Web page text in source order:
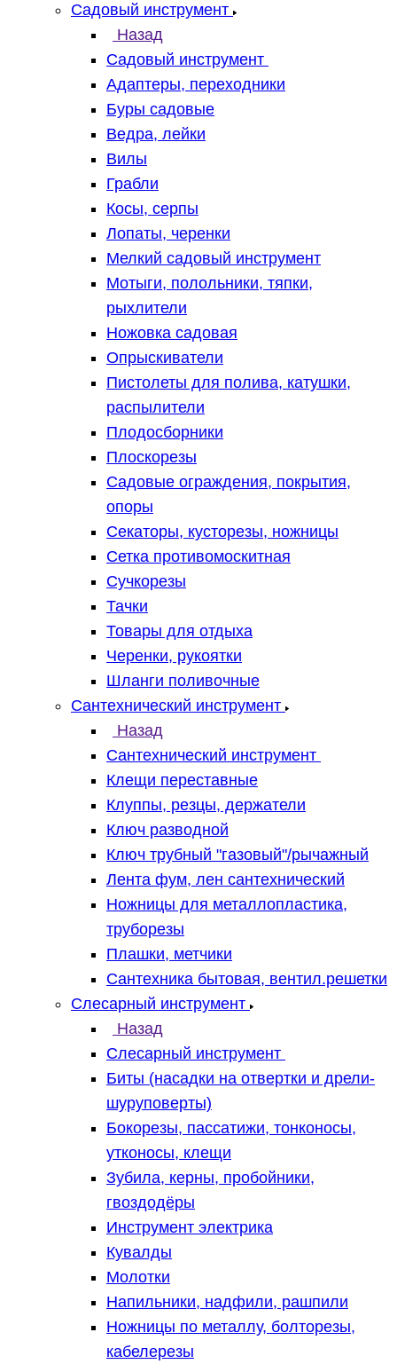
Садовый инструмент
Назад
Садовый инструмент
Адаптеры, переходники
Буры садовые
Ведра, лейки
Вилы
Грабли
Косы, серпы
Лопаты, черенки
Мелкий садовый инструмент
Мотыги, полольники, тяпки,
рыхлители
Ножовка садовая
Опрыскиватели
Пистолеты для полива, катушки,
распылители
Плодосборники
Плоскорезы
Садовые ограждения, покрытия,
опоры
Секаторы, кусторезы, ножницы
Сетка противомоскитная
Сучкорезы
Тачки
Товары для отдыха
Черенки, рукоятки
Шланги поливочные
Сантехнический инструмент
Назад
Сантехнический инструмент
Клещи переставные
Клуппы, резцы, держатели
Ключ разводной
Ключ трубный "газовый"/рычажный
Лента фум, лен сантехнический
Ножницы для металлопластика,
труборезы
Плашки, метчики
Сантехника бытовая, вентил.решетки
Слесарный инструмент
Назад
Слесарный инструмент
Биты (насадки на отвертки и дрели-
шуруповерты)
Бокорезы, пассатижи, тонконосы,
утконосы, клещи
Зубила, керны, пробойники,
гвоздодёры
Инструмент электрика
Кувалды
Молотки
Напильники, надфили, рашпили
Ножницы по металлу, болторезы,
кабелерезы